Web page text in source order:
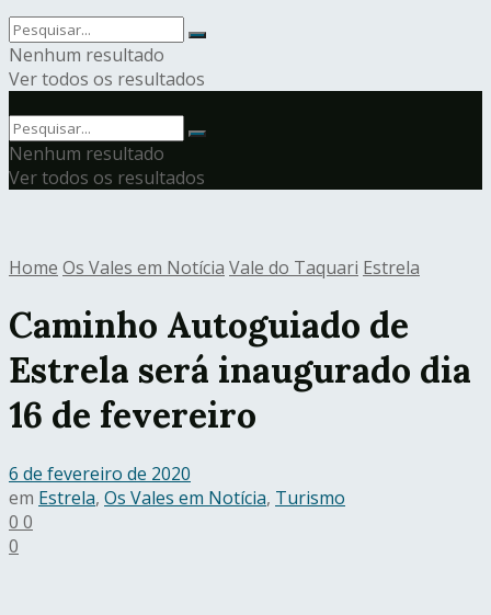
Nenhum resultado
Ver todos os resultados
Nenhum resultado
Ver todos os resultados
Home Os Vales em Notícia Vale do Taquari Estrela
Caminho Autoguiado de
Estrela será inaugurado dia
16 de fevereiro
6 de fevereiro de 2020
em Estrela, Os Vales em Notícia, Turismo
0 0
0